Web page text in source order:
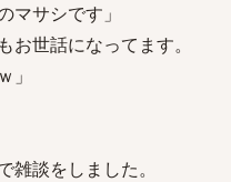
マサシです」
世話になってます。
」
談をしました。